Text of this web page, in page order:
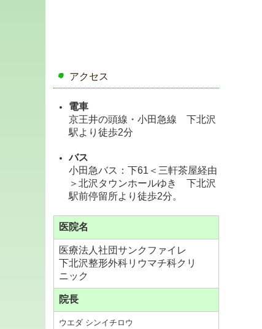
アクセス
電車
京王井の頭線・小田急線 下北沢
駅より徒歩2分
バス
小田急バス：下61＜三軒茶屋経由
＞北沢タウンホールゆき 下北沢
駅前停留所より徒歩2分。
医院名
医療法人社団サンクファイレ
下北沢整形外科リウマチ科クリ
ニック
院長
ウエダ シンイチロウ